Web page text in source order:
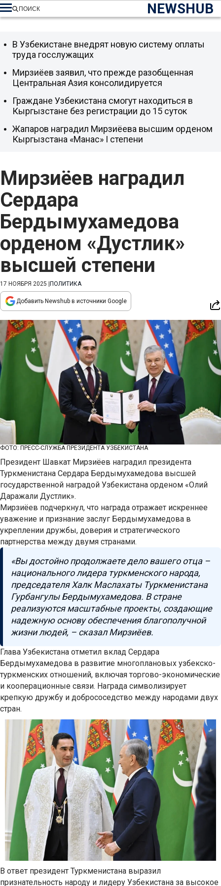
NEWSHUB
ПОИСК
Мирзиёев наградил
Сердара
Бердымухамедова
орденом «Дустлик»
высшей степени
17 НОЯБРЯ 2025 ПОЛИТИКА
Добавить Newshub в источники Google
ФОТО: ПРЕСС-СЛУЖБА ПРЕЗИДЕНТА УЗБЕКИСТАНА
Президент Шавкат Мирзиёев наградил президента
Туркменистана Сердара Бердымухамедова высшей
государственной наградой Узбекистана орденом «Олий
Даражали Дустлик».
Мирзиёев подчеркнул, что награда отражает искреннее
уважение и признание заслуг Бердымухамедова в
укреплении дружбы, доверия и стратегического
партнерства между двумя странами.
«Вы достойно продолжаете дело вашего отца –
национального лидера туркменского народа,
председателя Халк Маслахаты Туркменистана
Гурбангулы Бердымухамедова. В стране
реализуются масштабные проекты, создающие
надежную основу обеспечения благополучной
жизни людей, – сказал Мирзиёев.
Глава Узбекистана отметил вклад Сердара
Бердымухамедова в развитие многоплановых узбекско-
туркменских отношений, включая торгово-экономические
и кооперационные связи. Награда символизирует
крепкую дружбу и добрососедство между народами двух
стран.
В ответ президент Туркменистана выразил
признательность народу и лидеру Узбекистана за высокое
В Узбекистане внедрят новую систему оплаты
труда госслужащих
Мирзиёев заявил, что прежде разобщенная
Центральная Азия консолидируется
Граждане Узбекистана смогут находиться в
Кыргызстане без регистрации до 15 суток
Жапаров наградил Мирзиёева высшим орденом
Кыргызстана «Манас» I степени